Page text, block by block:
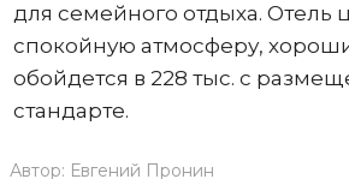
для семейного отдыха. Отель
спокойную атмосферу,
обойдется в 228 тыс. с
стандарте.
Автор: Евгений Пронин